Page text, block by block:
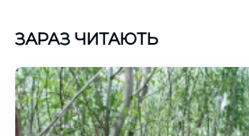
ЗАРАЗ ЧИТАЮТЬ